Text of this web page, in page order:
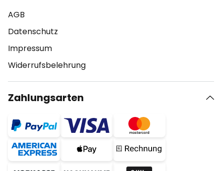
AGB
Datenschutz
Impressum
Widerrufsbelehrung
Zahlungsarten